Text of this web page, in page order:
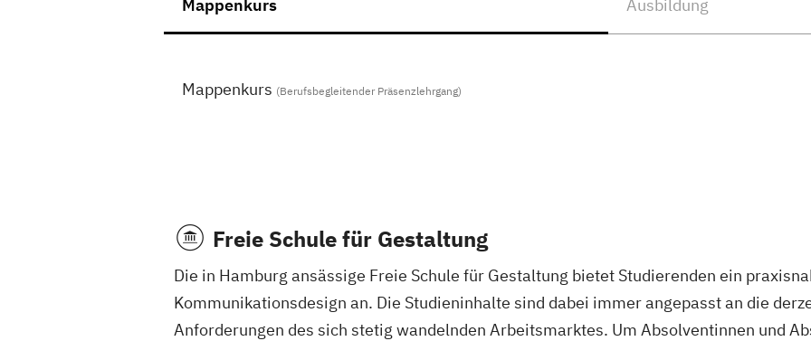
Mappenkurs Ausbildung
Mappenkurs (Berufsbegleitender Präsenzlehrgang)
Freie Schule für Gestaltung
Die in Hamburg ansässige Freie Schule für Gestaltung bietet Studierenden ein
Kommunikationsdesign an. Die Studieninhalte sind dabei immer angepasst an die
Anforderungen des sich stetig wandelnden Arbeitsmarktes. Um Absolventinnen und